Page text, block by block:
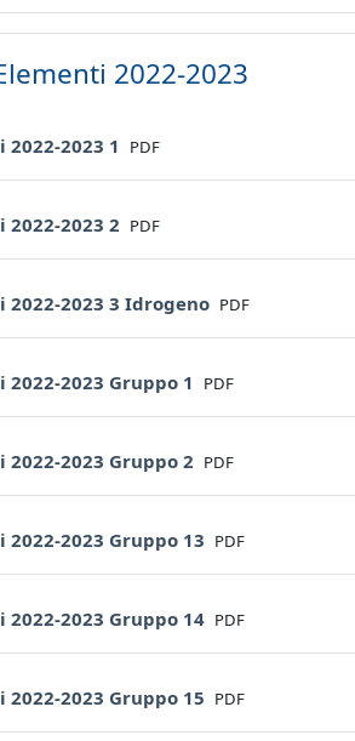
2022-2023
2023 1 File
PDF
2023 2 File
PDF
2023 3 Idrogeno File
PDF
2023 Gruppo 1 File
PDF
2023 Gruppo 2 File
PDF
2023 Gruppo 13 File
PDF
2023 Gruppo 14 File
PDF
2023 Gruppo 15 File
PDF